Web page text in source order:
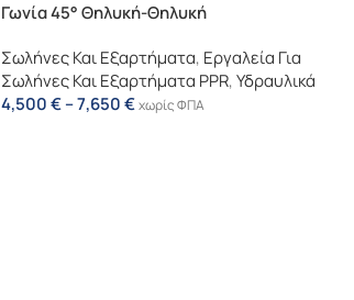
Γωνία 45° Θηλυκή-Θηλυκή
Σωλήνες Και Εξαρτήματα, Εργαλεία Για
Σωλήνες Και Εξαρτήματα PPR,Υδραυλικά
4,500€–7,650€χωρίς ΦΠΑ